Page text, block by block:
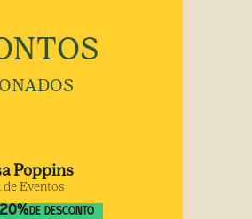
Poppins
de Eventos
20%DE DESCONTO